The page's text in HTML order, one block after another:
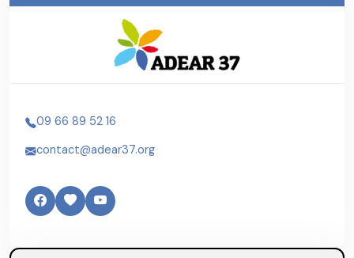
09 66 89 52 16
contact@adear37.org